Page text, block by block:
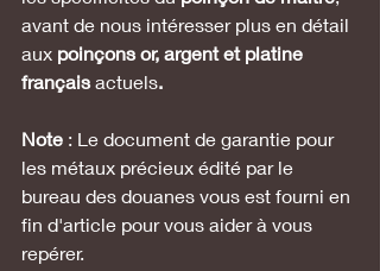
avant de nous intéresser plus en détail
aux poinçons or, argent et platine
français actuels.
Note : Le document de garantie pour
les métaux précieux édité par le
bureau des douanes vous est fourni en
fin d'article pour vous aider à vous
repérer.